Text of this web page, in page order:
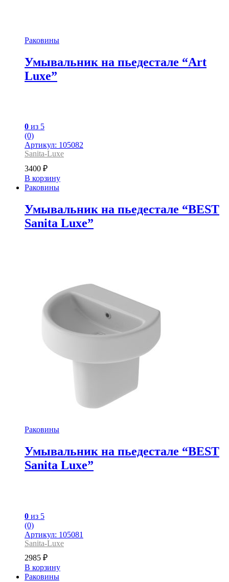
Раковины
Умывальник на пьедестале “Art
Luxe”
0 из 5
(0)
Артикул: 105082
Sanita-Luxe
3400 ₽
В корзину
Раковины
Умывальник на пьедестале “BEST
Sanita Luxe”
Раковины
Умывальник на пьедестале “BEST
Sanita Luxe”
0 из 5
(0)
Артикул: 105081
Sanita-Luxe
2985 ₽
В корзину
Раковины